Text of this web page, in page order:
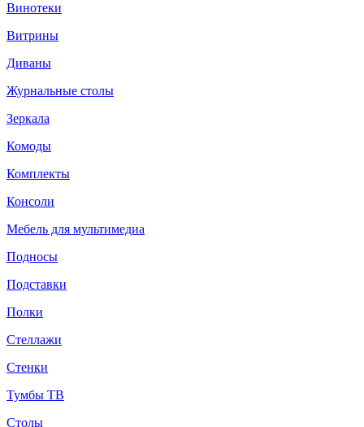
Винотеки
Витрины
Диваны
Журнальные столы
Зеркала
Комоды
Комплекты
Консоли
Мебель для мультимедиа
Подносы
Подставки
Полки
Стеллажи
Стенки
Тумбы ТВ
Столы